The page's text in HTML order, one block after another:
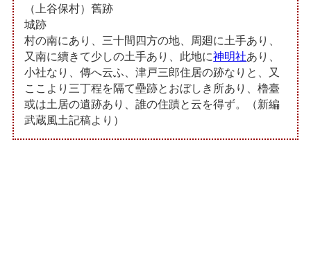
（上谷保村）舊跡
城跡
村の南にあり、三十間四方の地、周廻に土手あり、
又南に續きて少しの土手あり、此地に神明社あり、
小社なり、傳へ云ふ、津戸三郎住居の跡なりと、又
ここより三丁程を隔て壘跡とおぼしき所あり、櫓臺
或は土居の遺跡あり、誰の住蹟と云を得ず。（新編
武蔵風土記稿より）